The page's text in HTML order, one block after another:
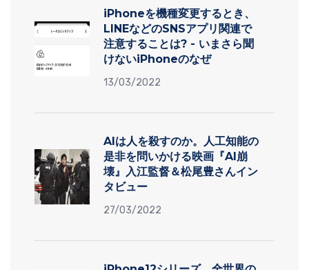
iPhoneを機種変更するとき、
LINEなどのSNSアプリ関連で
注意することは? - いまさら聞
けないiPhoneのなぜ
13/03/2022
AIは人を殺すのか。人工知能の
是非を問いかける映画『AI崩
壊』入江監督＆松尾豊さんイン
タビュー
27/03/2022